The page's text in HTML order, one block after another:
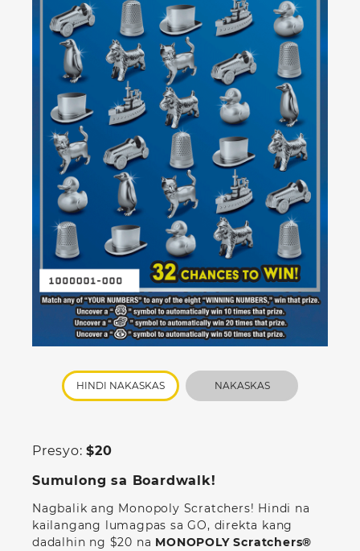
HINDI NAKASKAS NAKASKAS
Presyo:$20
Sumulong sa Boardwalk!
Nagbalik ang Monopoly Scratchers! Hindi na
kailangang lumagpas sa GO, direkta kang
dadalhin ng $20 na MONOPOLY Scratchers®